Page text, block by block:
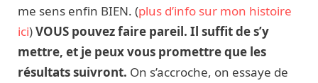
me sens enfin BIEN. (plus d’info sur mon histoire
ici)VOUS pouvez faire pareil. Il suffit de s’y
mettre, et je peux vous promettre que les
résultats suivront. On s’accroche, on essaye de